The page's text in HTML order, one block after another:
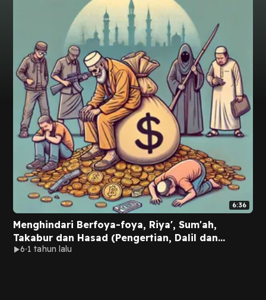
6:36
Menghindari Berfoya-foya, Riya', Sum'ah,
Takabur dan Hasad (Pengertian, Dalil dan
Contohnya)
6 1 tahun lalu